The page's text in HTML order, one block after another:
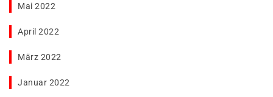
Mai 2022
April 2022
März 2022
Januar 2022